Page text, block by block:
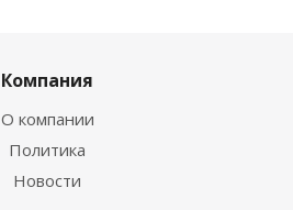
Компания
О компании
Политика
Новости